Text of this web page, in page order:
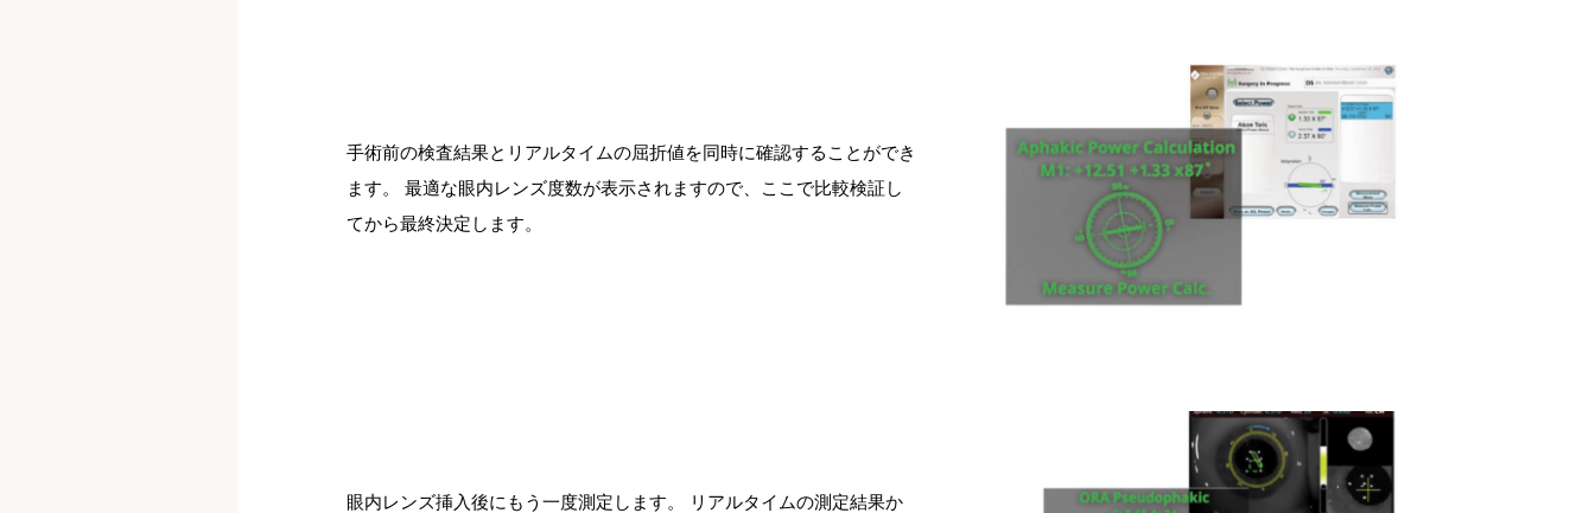
手術前の検査結果とリアルタイムの屈折値を同時に確認することができ
ます。 最適な眼内レンズ度数が表示されますので、ここで比較検証し
てから最終決定します。
眼内レンズ挿入後にもう一度測定します。 リアルタイムの測定結果か